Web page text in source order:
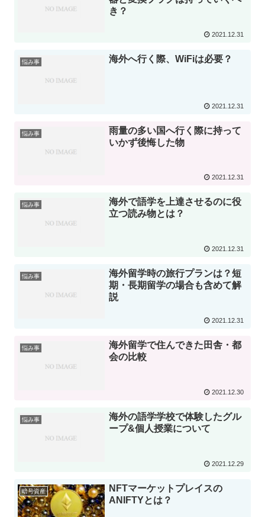
き？
2021.12.31
悩み事 海外へ行く際、WiFiは必要？
2021.12.31
悩み事
雨量の多い国へ行く際に持って
いかず後悔した物
2021.12.31
悩み事
海外で語学を上達させるのに役
立つ読み物とは？
2021.12.31
悩み事
海外留学時の旅行プランは？短
期・長期留学の場合も含めて解
説
2021.12.31
悩み事
海外留学で住んできた田舎・都
会の比較
2021.12.30
悩み事
海外の語学学校で体験したグル
ープ&個人授業について
2021.12.29
暗号資産
NFTマーケットプレイスの
ANIFTYとは？